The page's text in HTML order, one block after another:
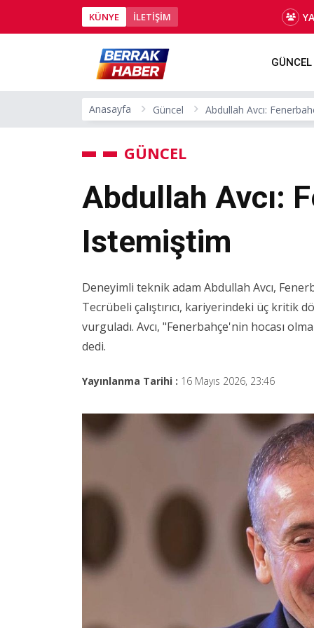
KÜNYE İLETİŞİM
GÜNCEL
Anasayfa Güncel Abdullah Avcı:
GÜNCEL
Abdullah Avcı:
Istemiştim
Deneyimli teknik adam Abdullah Avcı,
Tecrübeli çalıştırıcı, kariyerindeki üç kritik
vurguladı. Avcı, "Fenerbahçe'nin hocası
dedi.
Yayınlanma Tarihi : 16 Mayıs 2026, 23:46